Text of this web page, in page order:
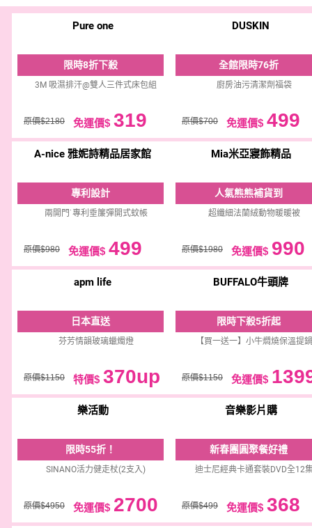
Pure one
限時8折下殺
3M 吸濕排汗@雙人三件式床包組
原價$2180 免運價$ 319
DUSKIN
全館限時76折
廚房油污清潔劑福袋
原價$700 免運價$ 499
A-nice 雅妮詩精品居家館
專利設計
兩開門˙專利垂簾彈開式蚊帳
原價$980 免運價$ 499
Mia米亞寢飾精品
人氣熊熊補貨到
超纖細法蘭絨動物暖暖被
原價$1980 免運價$ 990
apm life
日本直送
芬芳情韻玻璃蠟燭燈
原價$1150 特價$ 370up
BUFFALO牛頭牌
限時下殺5折起
【買一送一】小牛燜燒保溫提鍋
原價$1150 免運價$
樂活動
限時55折！
SINANO活力健走杖(2支入)
原價$4950 免運價$ 2700
音樂影片購
新春團圓聚餐好禮
迪士尼經典卡通套裝DVD全12
原價$499 免運價$ 368